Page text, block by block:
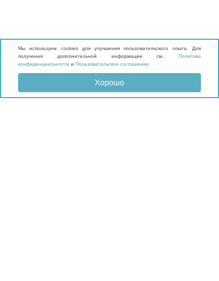
Мы используем cookies для улучшения пользовательского опыта. Для
получения дополнительной информации см. Политика
конфиденциальности и Пользовательское соглашение
Хорошо